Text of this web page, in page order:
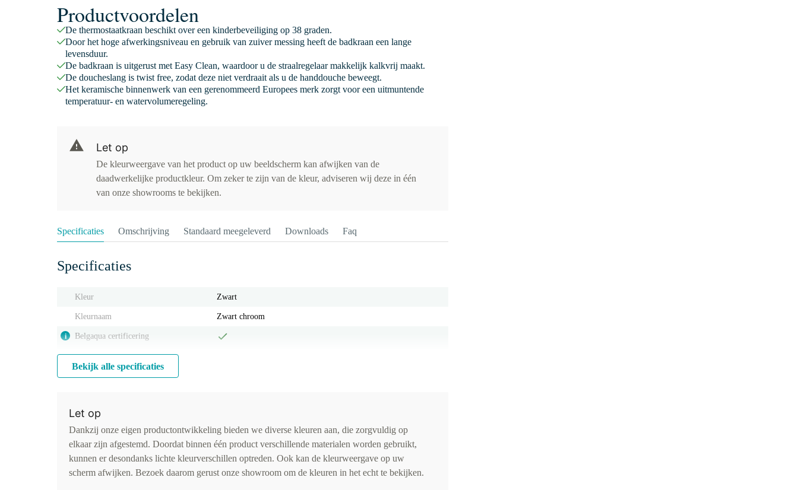
Productvoordelen
De thermostaatkraan beschikt over een kinderbeveiliging op 38 graden.
Door het hoge afwerkingsniveau en gebruik van zuiver messing heeft de badkraan een lange
levensduur.
De badkraan is uitgerust met Easy Clean, waardoor u de straalregelaar makkelijk kalkvrij maakt.
De doucheslang is twist free, zodat deze niet verdraait als u de handdouche beweegt.
Het keramische binnenwerk van een gerenommeerd Europees merk zorgt voor een uitmuntende
temperatuur- en watervolumeregeling.
Let op
De kleurweergave van het product op uw beeldscherm kan afwijken van de
daadwerkelijke productkleur. Om zeker te zijn van de kleur, adviseren wij deze in één
van onze showrooms te bekijken.
Specificaties Omschrijving Standaard meegeleverd Downloads Faq
Specificaties
Kleur Zwart
Kleurnaam Zwart chroom
i Belgaqua certificering
Bekijk alle specificaties
Let op
Dankzij onze eigen productontwikkeling bieden we diverse kleuren aan, die zorgvuldig op
elkaar zijn afgestemd. Doordat binnen één product verschillende materialen worden gebruikt,
kunnen er desondanks lichte kleurverschillen optreden. Ook kan de kleurweergave op uw
scherm afwijken. Bezoek daarom gerust onze showroom om de kleuren in het echt te bekijken.